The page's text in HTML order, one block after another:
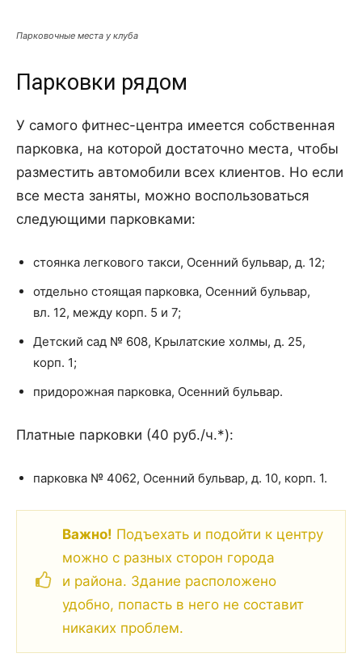
Парковочные места у клуба
Парковки рядом
У самого фитнес-центра имеется собственная
парковка, на которой достаточно места, чтобы
разместить автомобили всех клиентов. Но если
все места заняты, можно воспользоваться
следующими парковками:
стоянка легкового такси, Осенний бульвар, д. 12;
отдельно стоящая парковка, Осенний бульвар,
вл. 12, между корп. 5 и 7;
Детский сад № 608, Крылатские холмы, д. 25,
корп. 1;
придорожная парковка, Осенний бульвар.
Платные парковки (40 руб./ч.*):
парковка № 4062, Осенний бульвар, д. 10, корп. 1.
Важно! Подъехать и подойти к центру
можно с разных сторон города
и района. Здание расположено
удобно, попасть в него не составит
никаких проблем.